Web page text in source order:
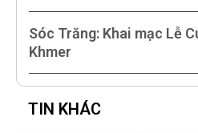
Sóc Trăng: Khai mạc Lễ
Khmer
TIN KHÁC